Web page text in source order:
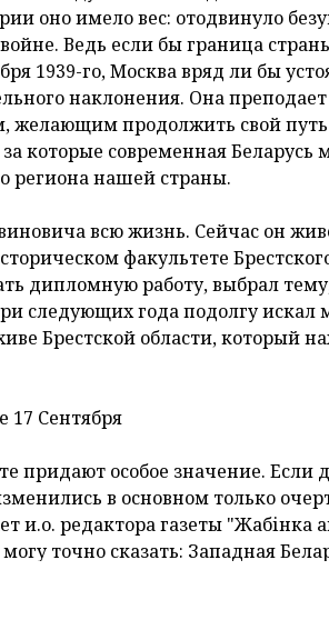
оно имело вес: отодвинуло
Ведь если бы граница
1939-го, Москва вряд ли бы
наклонения. Она
желающим продолжить свой
которые современная Беларусь
региона нашей страны.
всю жизнь. Сейчас он
факультете
дипломную работу, выбрал
следующих года подолгу
Брестской области, который
17 Сентября
придают особое значение.
в основном только
и.о. редактора газеты "Жабінка
точно сказать: Западная